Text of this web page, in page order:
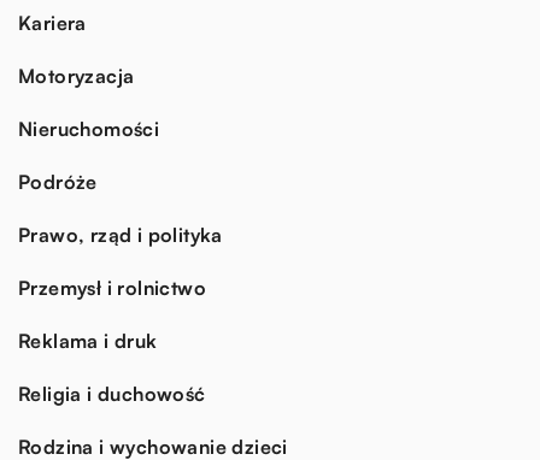
Kariera
Motoryzacja
Nieruchomości
Podróże
Prawo, rząd i polityka
Przemysł i rolnictwo
Reklama i druk
Religia i duchowość
Rodzina i wychowanie dzieci